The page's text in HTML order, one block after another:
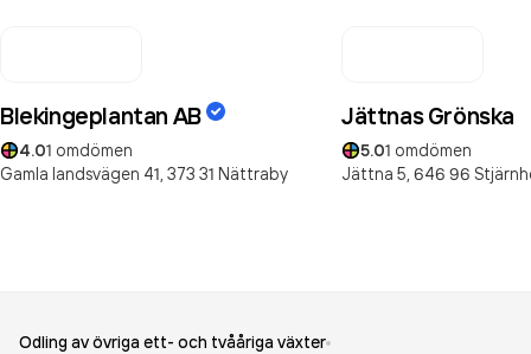
Blekingeplantan AB
4.01 omdömen
Gamla landsvägen 41, 373 31 Nättraby
Jättnas Grönska
5.01 omdömen
Jättna 5, 646 96
Odling av övriga ett- och tvååriga växter